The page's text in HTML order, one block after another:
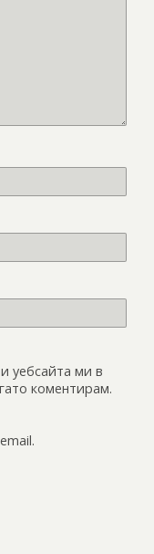
уебсайта ми в
коментирам.